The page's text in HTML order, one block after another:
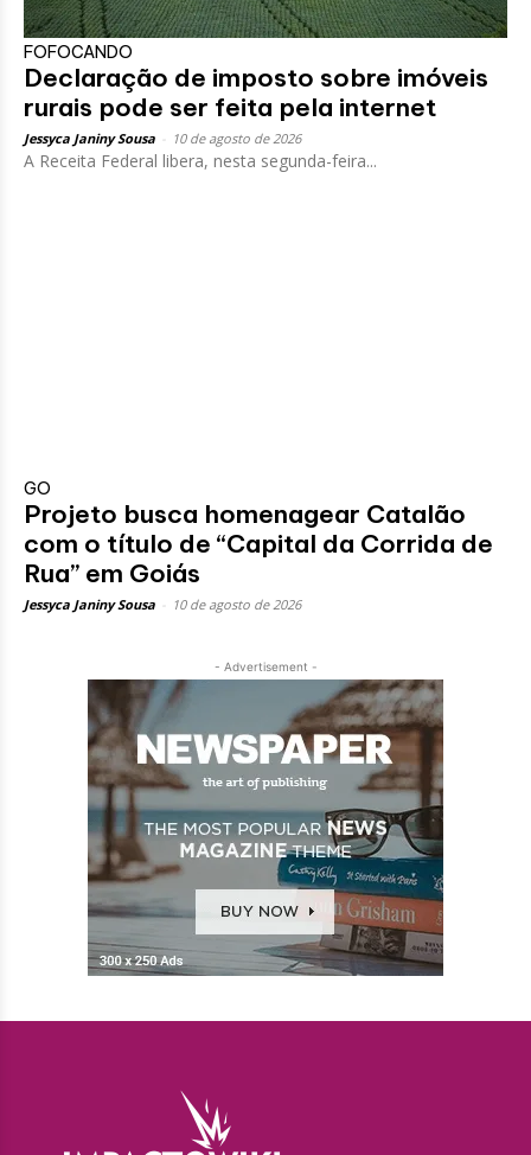
FOFOCANDO
Declaração de imposto sobre imóveis
rurais pode ser feita pela internet
Jessyca Janiny Sousa 10 de agosto de 2026
A Receita Federal libera, nesta segunda-feira...
GO
Projeto busca homenagear Catalão
com o título de “Capital da Corrida de
Rua” em Goiás
Jessyca Janiny Sousa 10 de agosto de 2026
- Advertisement -